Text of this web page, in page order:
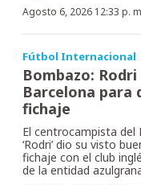
Agosto 6, 2026 12:33 p.
Fútbol Internacional
Bombazo: Rodri
Barcelona para
fichaje
El centrocampista del
‘Rodri’ dio su visto
fichaje con el club
de la entidad